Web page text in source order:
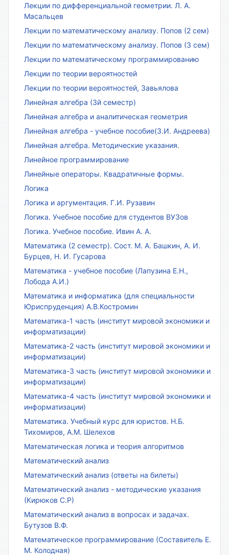
Лекции по дифференциальной геометрии. Л. А.
Масальцев
Лекции по математическому анализу. Попов (2 сем)
Лекции по математическому анализу. Попов (3 сем)
Лекции по математическому программированию
Лекции по теории вероятностей
Лекции по теории вероятностей, Завьялова
Линейная алгебра (3й семестр)
Линейная алгебра и аналитическая геометрия
Линейная алгебра - учебное пособие(З.И. Андреева)
Линейная алгебра. Методические указания.
Линейное программирование
Линейные операторы. Квадратичные формы.
Логика
Логика и аргументация. Г.И. Рузавин
Логика. Учебное пособие для студентов ВУЗов
Логика. Учебное пособие. Ивин А. А.
Математика (2 семестр). Сост. М. А. Башкин, А. И.
Бурцев, Н. И. Гусарова
Математика - учебное пособие (Лапузина Е.Н.,
Лобода А.И.)
Математика и информатика (для специальности
Юриспруденция) А.В.Костромин
Математика-1 часть (институт мировой экономики и
информатизации)
Математика-2 часть (институт мировой экономики и
информатизации)
Математика-3 часть (институт мировой экономики и
информатизации)
Математика-4 часть (институт мировой экономики и
информатизации)
Математика. Учебный курс для юристов. Н.Б.
Тихомиров, А.М. Шелехов
Математическая логика и теория алгоритмов
Математический анализ
Математический анализ (ответы на билеты)
Математический анализ - методические указания
(Кирюков С.Р)
Математический анализ в вопросах и задачах.
Бутузов В.Ф.
Математическое программирование (Составитель Е.
М. Колодная)